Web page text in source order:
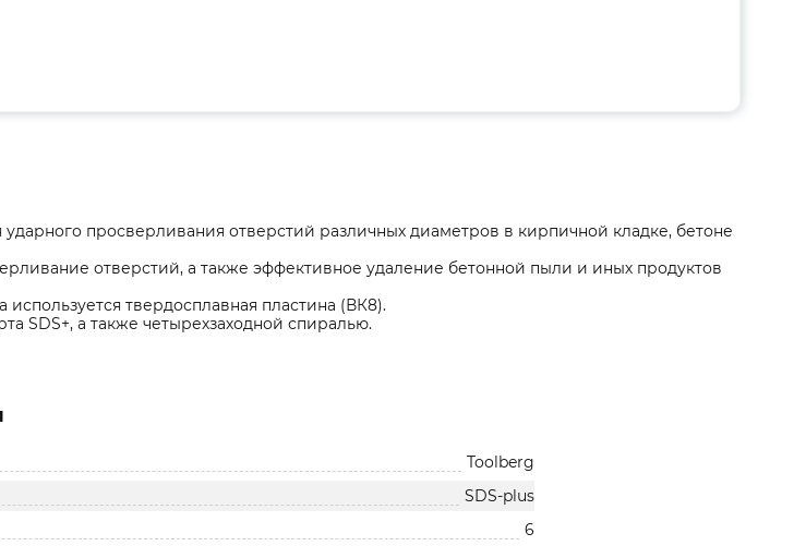
просверливания отверстий различных диаметров в кирпичной кладке, бетоне
отверстий, а также эффективное удаление бетонной пыли и иных продуктов
используется твердосплавная пластина (ВК8).
SDS+, а также четырехзаходной спиралью.
Toolberg
SDS-plus
6